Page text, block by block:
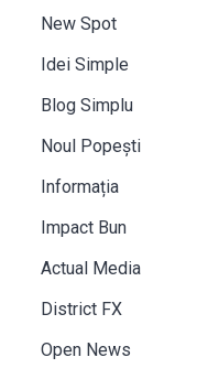
New Spot
Idei Simple
Blog Simplu
Noul Popești
Informația
Impact Bun
Actual Media
District FX
Open News